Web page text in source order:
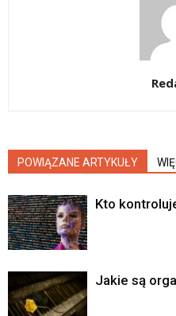
POWIĄZANE ARTYKUŁY
Kto
Jakie są